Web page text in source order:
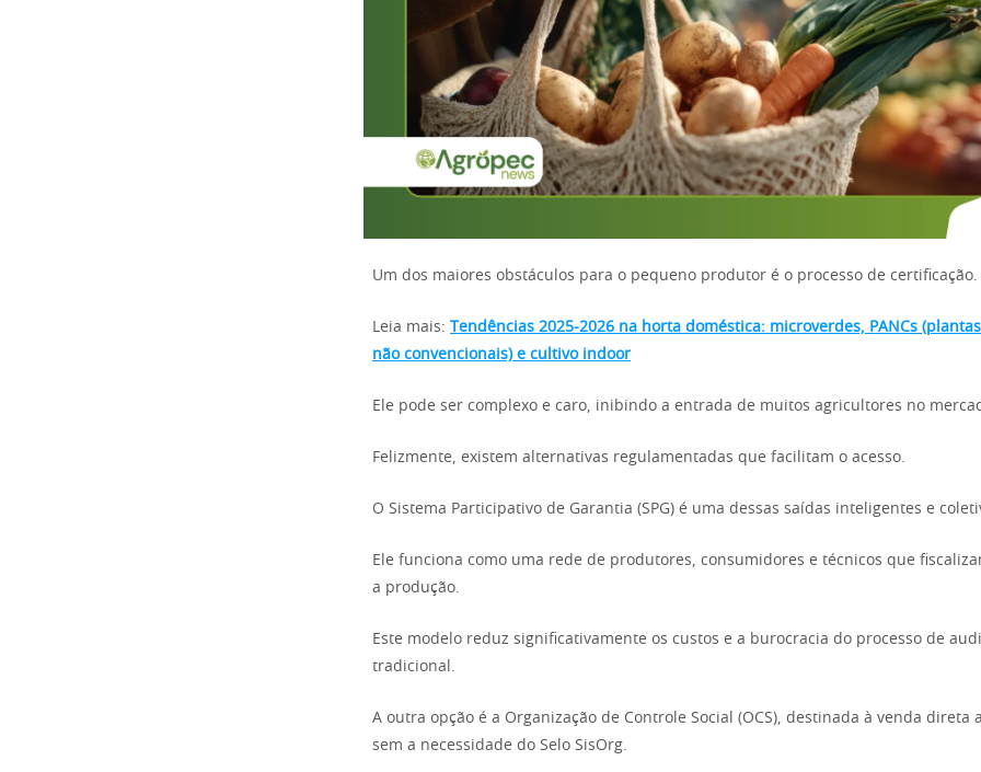
Um dos maiores obstáculos para o pequeno produtor é o processo de certificação.
Leia mais:
Tendências 2025-2026 na horta doméstica: microverdes, PANCs
não convencionais) e cultivo indoor
Ele pode ser complexo e caro, inibindo a entrada de muitos agricultores no
Felizmente, existem alternativas regulamentadas que facilitam o acesso.
O Sistema Participativo de Garantia (SPG) é uma dessas saídas inteligentes e
Ele funciona como uma rede de produtores, consumidores e técnicos que
a produção.
Este modelo reduz significativamente os custos e a burocracia do processo de
tradicional.
A outra opção é a Organização de Controle Social (OCS), destinada à venda direta
sem a necessidade do Selo SisOrg.